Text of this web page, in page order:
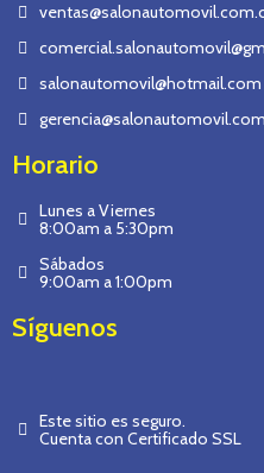
salonautomovil@hotmail.com
Horario
Lunes a Viernes
8:00am a 5:30pm
Sábados
9:00am a 1:00pm
Síguenos
Este sitio es seguro.
Cuenta con Certificado SSL